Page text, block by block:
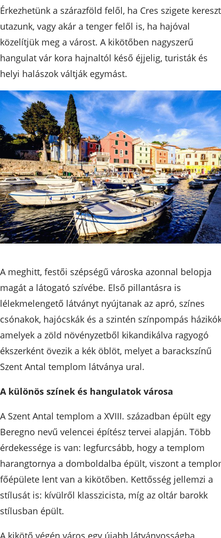
Érkezhetünk a szárazföld felől, ha Cres szigete
utazunk, vagy akár a tenger felől is, ha hajóval
közelítjük meg a várost. A kikötőben nagyszerű
hangulat vár kora hajnaltól késő éjjelig, turisták és
helyi halászok váltják egymást.
A meghitt, festői szépségű városka azonnal belopja
magát a látogató szívébe. Első pillantásra is
lélekmelengető látványt nyújtanak az apró, színes
csónakok, hajócskák és a szintén színpompás
amelyek a zöld növényzetből kikandikálva ragyogó
ékszerként övezik a kék öblöt, melyet a barackszínű
Szent Antal templom látványa ural.
A különös színek és hangulatok városa
A Szent Antal templom a XVIII. században épült egy
Beregno nevű velencei építész tervei alapján. Több
érdekessége is van: legfurcsább, hogy a templom
harangtornya a domboldalba épült, viszont a
főépülete lent van a kikötőben. Kettősség jellemzi a
stílusát is: kívülről klasszicista, míg az oltár barokk
stílusban épült.